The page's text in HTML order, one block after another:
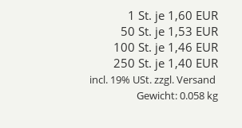
1 St. je 1,60 EUR
50 St. je 1,53 EUR
100 St. je 1,46 EUR
250 St. je 1,40 EUR
incl. 19% USt. zzgl. Versand
Gewicht: 0.058 kg